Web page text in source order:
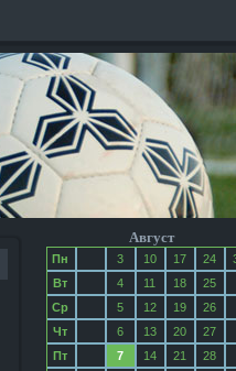
Август
Пн 3 10 17 24
Вт
4 11 18
25
Ср
5 12 19
26
Чт
6 13 20
27
Пт
7 14 21
28